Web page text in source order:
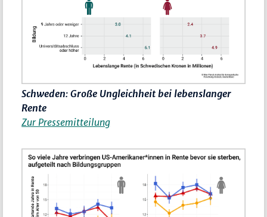
Schweden: Große Ungleichheit bei lebenslanger
Rente
Zur Pressemitteilung